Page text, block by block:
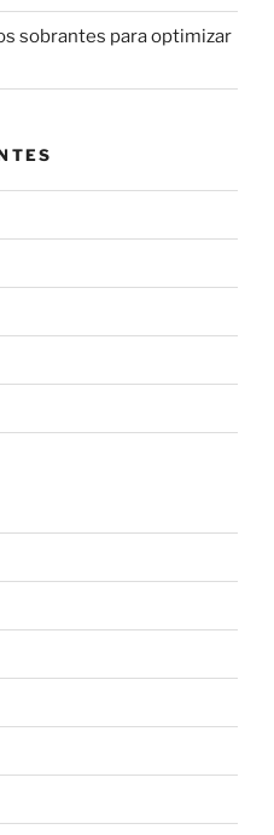
sobrantes para optimizar